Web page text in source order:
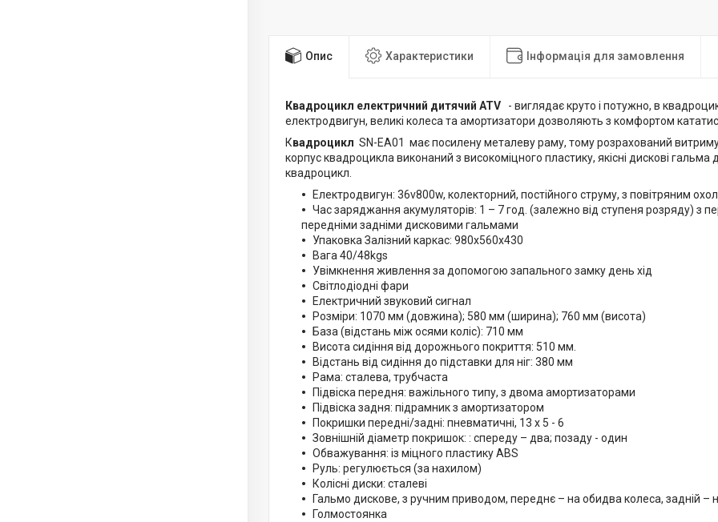
Опис Характеристики Інформація для замовлення
Квадроцикл електричний дитячий ATV
- виглядає круто і потужно, в
електродвигун, великі колеса та амортизатори дозволяють з комфортом
Квадроцикл SN-EA01 має посилену металеву раму, тому розрахований
корпус квадроцикла виконаний з високоміцного пластику, якісні дискові
квадроцикл.
Електродвигун: 36v800w, колекторний, постійного струму, з повітряним
Час заряджання акумуляторів: 1 – 7 год. (залежно від ступеня розряду) з
передніми задніми дисковими гальмами
Упаковка Залізний каркас: 980x560x430
Вага 40/48kgs
Увімкнення живлення за допомогою запального замку день хід
Світлодіодні фари
Електричний звуковий сигнал
Розміри: 1070 мм (довжина); 580 мм (ширина); 760 мм (висота)
База (відстань між осями коліс): 710 мм
Висота сидіння від дорожнього покриття: 510 мм.
Відстань від сидіння до підставки для ніг: 380 мм
Рама: сталева, трубчаста
Підвіска передня: важільного типу, з двома амортизаторами
Підвіска задня: підрамник з амортизатором
Покришки передні/задні: пневматичні, 13 х 5 - 6
Зовнішній діаметр покришок: : спереду – два; позаду - один
Обважування: із міцного пластику ABS
Руль: регулюється (за нахилом)
Колісні диски: сталеві
Гальмо дискове, з ручним приводом, переднє – на обидва колеса, задній –
Голмостоянка